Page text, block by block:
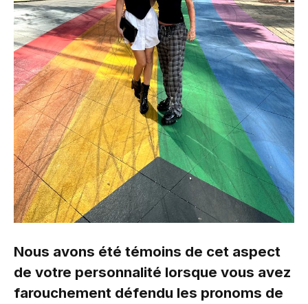
Nous avons été témoins de cet aspect
de votre personnalité lorsque vous avez
farouchement défendu les pronoms de